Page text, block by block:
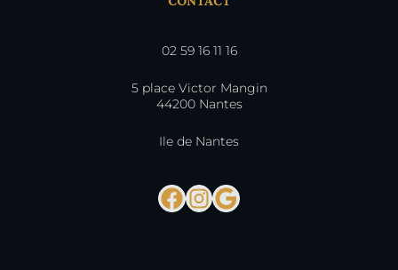
02 59 16 11 16
5 place Victor Mangin
44200 Nantes
Ile de Nantes
Facebook
Instagram
Google